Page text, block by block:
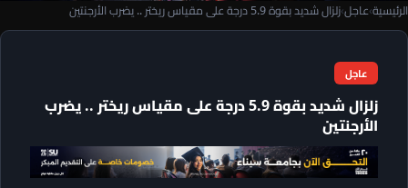
الرئيسية›عاجل›زلزال شديد بقوة 5.9 درجة على مقياس ريختر .. يضرب الأرجنتين
عاجل
زلزال شديد بقوة 5.9 درجة على مقياس ريختر .. يضرب
الأرجنتين